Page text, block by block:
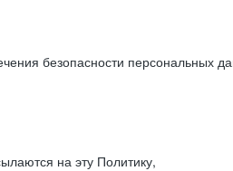
безопасности
на эту Политику,